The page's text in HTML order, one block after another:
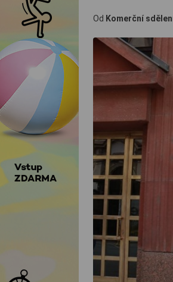
Od Komerční